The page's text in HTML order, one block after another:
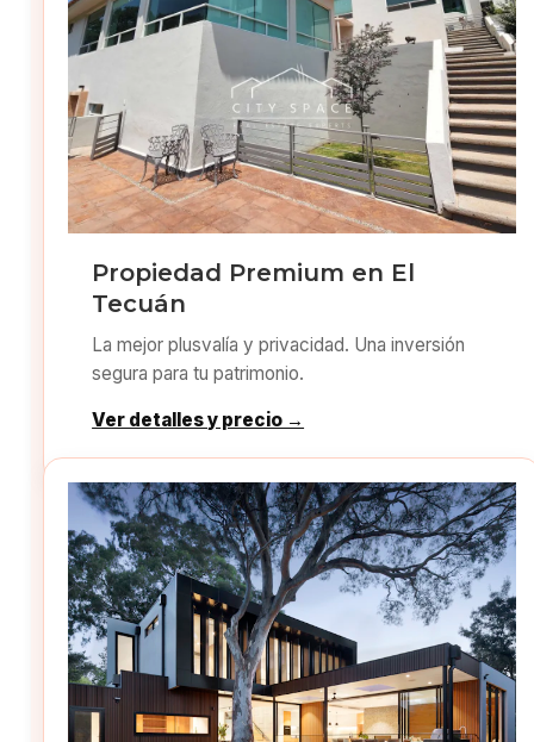
Propiedad Premium en El
Tecuán
La mejor plusvalía y privacidad. Una inversión
segura para tu patrimonio.
Ver detalles y precio →